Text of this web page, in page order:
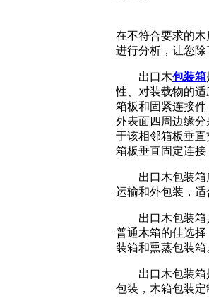
在不符合要求的
进行分析，让您
出口木包装箱
性、对装载物的
箱板和固紧连接
外表面四周边缘
于该相邻箱板垂
箱板垂直固定连接
出口木包装
运输和外包装，适
出口木包装
普通木箱的佳选
装箱和熏蒸包装箱
出口木包装
包装，木箱包装定